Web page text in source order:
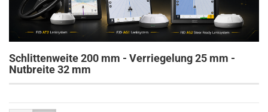
Schlittenweite 200 mm - Verriegelung 25 mm -
Nutbreite 32 mm